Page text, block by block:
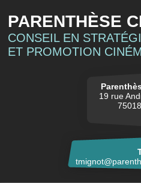
PARENTHÈSE
CONSEIL EN
ET PROMOTION
19 rue